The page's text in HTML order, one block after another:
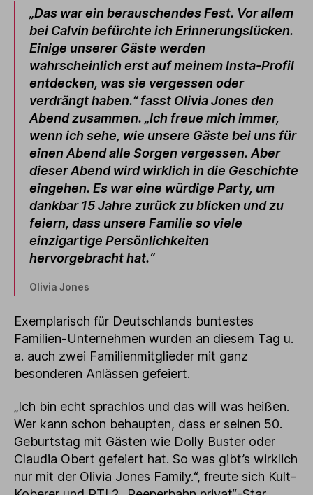
„Das war ein berauschendes Fest. Vor allem
bei Calvin befürchte ich Erinnerungslücken.
Einige unserer Gäste werden
wahrscheinlich erst auf meinem Insta-Profil
entdecken, was sie vergessen oder
verdrängt haben.“ fasst Olivia Jones den
Abend zusammen. „Ich freue mich immer,
wenn ich sehe, wie unsere Gäste bei uns für
einen Abend alle Sorgen vergessen. Aber
dieser Abend wird wirklich in die Geschichte
eingehen. Es war eine würdige Party, um
dankbar 15 Jahre zurück zu blicken und zu
feiern, dass unsere Familie so viele
einzigartige Persönlichkeiten
hervorgebracht hat.“
Olivia Jones
Exemplarisch für Deutschlands buntestes
Familien-Unternehmen wurden an diesem Tag u.
a. auch zwei Familienmitglieder mit ganz
besonderen Anlässen gefeiert.
„Ich bin echt sprachlos und das will was heißen.
Wer kann schon behaupten, dass er seinen 50.
Geburtstag mit Gästen wie Dolly Buster oder
Claudia Obert gefeiert hat. So was gibt’s wirklich
nur mit der Olivia Jones Family.“, freute sich Kult-